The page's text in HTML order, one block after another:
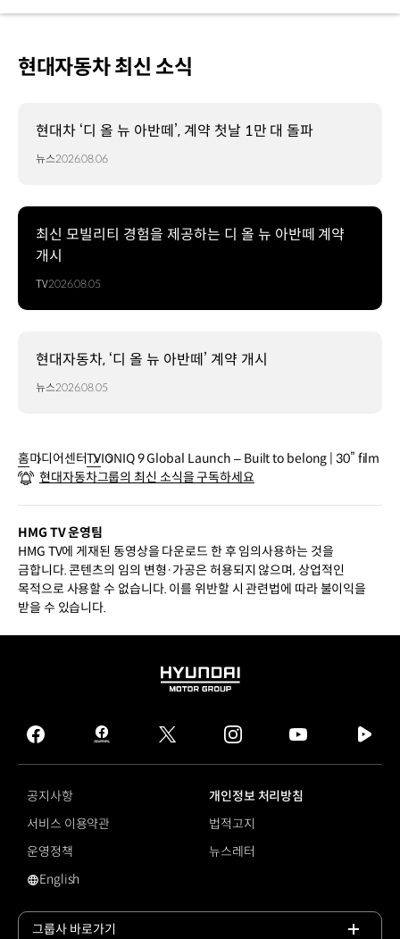
현대자동차 최신 소식
현대차 ‘디 올 뉴 아반떼’, 계약 첫날 1만 대 돌파
뉴스2026.08.06
최신 모빌리티 경험을 제공하는 디 올 뉴 아반떼 계약
개시
TV2026.08.05
현대자동차, ‘디 올 뉴 아반떼’ 계약 개시
뉴스2026.08.05
홈미디어센터TVIONIQ 9 Global Launch – Built to belong | 30” film
현대자동차그룹의 최신 소식을 구독하세요
HMG TV 운영팀
HMG TV에 게재된 동영상을 다운로드 한 후 임의사용하는 것을
금합니다. 콘텐츠의 임의 변형·가공은 허용되지 않으며, 상업적인
목적으로 사용할 수 없습니다. 이를 위반할 시 관련법에 따라 불이익을
받을 수 있습니다.
HYUNDAI
GROUP
facebook
hmg
journal
twitter instagram
tv
공지사항
개인정보 처리방침
서비스 이용약관
법적고지
운영정책
뉴스레터
영문 사이트로 이동
English
그룹사 바로가기